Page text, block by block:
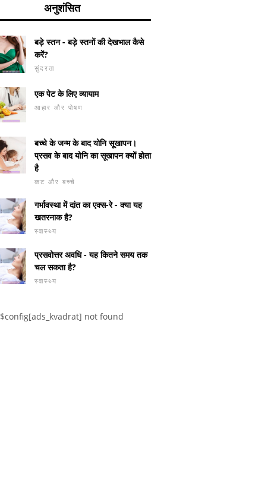
अनुशंसित
बड़े स्तन - बड़े स्तनों की देखभाल कैसे
करें?
सुंदरता
एक पेट के लिए व्यायाम
आहार और पोषण
बच्चे के जन्म के बाद योनि सूखापन।
प्रसव के बाद योनि का सूखापन क्यों होता
है
कट और बच्चे
गर्भावस्था में दांत का एक्स-रे - क्या यह
खतरनाक है?
स्वास्थ्य
प्रसवोत्तर अवधि - यह कितने समय तक
चल सकता है?
स्वास्थ्य
$config[ads_kvadrat] not found